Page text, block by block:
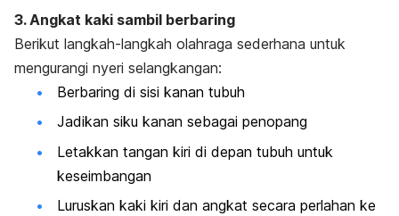
3. Angkat kaki sambil berbaring
Berikut langkah-langkah olahraga sederhana untuk
mengurangi nyeri selangkangan:
Berbaring di sisi kanan tubuh
Jadikan siku kanan sebagai penopang
Letakkan tangan kiri di depan tubuh untuk
keseimbangan
Luruskan kaki kiri dan angkat secara perlahan ke